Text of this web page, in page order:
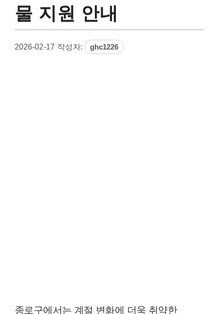
물 지원 안내
2026-02-17 작성자: ghc1226
종로구에서는 계절 변화에 더욱 취약한